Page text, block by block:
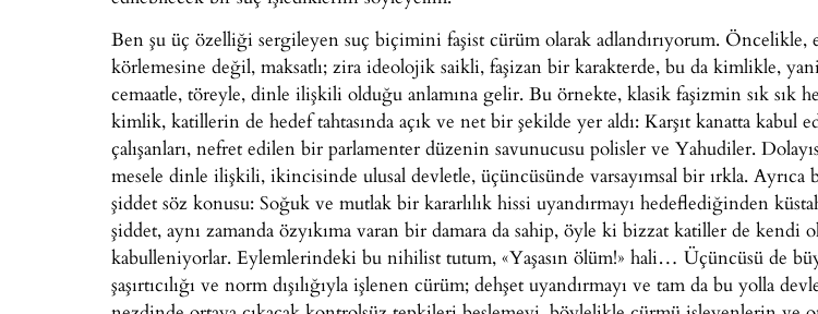
Ben şu üç özelliği sergileyen suç biçimini faşist cürüm olarak adlandırıyorum. Öncelikle,
körlemesine değil, maksatlı; zira ideolojik saikli, faşizan bir karakterde, bu da kimlikle,
cemaatle, töreyle, dinle ilişkili olduğu anlamına gelir. Bu örnekte, klasik faşizmin sık sık
kimlik, katillerin de hedef tahtasında açık ve net bir şekilde yer aldı: Karşıt kanatta kabul
çalışanları, nefret edilen bir parlamenter düzenin savunucusu polisler ve Yahudiler.
mesele dinle ilişkili, ikincisinde ulusal devletle, üçüncüsünde varsayımsal bir ırkla. Ayrıca
şiddet söz konusu: Soğuk ve mutlak bir kararlılık hissi uyandırmayı hedeflediğinden
şiddet, aynı zamanda özyıkıma varan bir damara da sahip, öyle ki bizzat katiller de kendi
kabulleniyorlar. Eylemlerindeki bu nihilist tutum, «Yaşasın ölüm!» hali… Üçüncüsü de
şaşırtıcılığı ve norm dışılığıyla işlenen cürüm; dehşet uyandırmayı ve tam da bu yolla